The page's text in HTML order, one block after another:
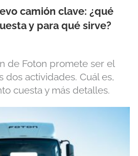
camión clave: ¿qué
y para qué sirve?
de Foton promete ser el
dos actividades. Cuál es,
cuesta y más detalles.